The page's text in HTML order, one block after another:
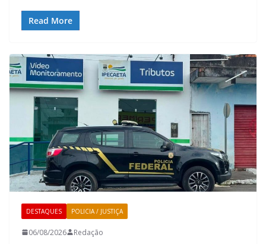
Read More
DESTAQUES POLICIA / JUSTIÇA
06/08/2026 Redação